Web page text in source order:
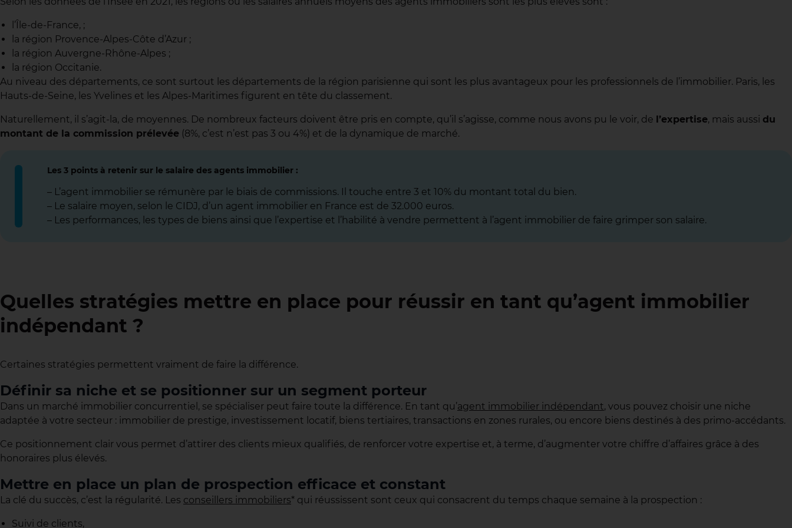
l’Île-de-France, ;
la région Provence-Alpes-Côte d’Azur ;
la région Auvergne-Rhône-Alpes ;
la région Occitanie.
Au niveau des départements, ce sont surtout les départements de la région parisienne qui sont les plus avantageux pour les professionnels de l’immobilier. Paris, les
Hauts-de-Seine, les Yvelines et les Alpes-Maritimes figurent en tête du classement.
Naturellement, il s’agit-la, de moyennes. De nombreux facteurs doivent être pris en compte, qu’il s’agisse, comme nous avons pu le voir, de l’expertise, mais aussi du
montant de la commission prélevée (8%, c’est n’est pas 3 ou 4%) et de la dynamique de marché.
Les 3 points à retenir sur le salaire des agents immobilier :
– L’agent immobilier se rémunère par le biais de commissions. Il touche entre 3 et 10% du montant total du bien.
– Le salaire moyen, selon le CIDJ, d’un agent immobilier en France est de 32.000 euros.
– Les performances, les types de biens ainsi que l’expertise et l’habilité à vendre permettent à l’agent immobilier de faire grimper son salaire.
Quelles stratégies mettre en place pour réussir en tant qu’agent immobilier
indépendant ?
Certaines stratégies permettent vraiment de faire la différence.
Définir sa niche et se positionner sur un segment porteur
Dans un marché immobilier concurrentiel, se spécialiser peut faire toute la différence. En tant qu’agent immobilier indépendant, vous pouvez choisir une niche
adaptée à votre secteur : immobilier de prestige, investissement locatif, biens tertiaires, transactions en zones rurales, ou encore biens destinés à des primo-accédants.
Ce positionnement clair vous permet d’attirer des clients mieux qualifiés, de renforcer votre expertise et, à terme, d’augmenter votre chiffre d’affaires grâce à des
honoraires plus élevés.
Mettre en place un plan de prospection efficace et constant
La clé du succès, c’est la régularité. Les conseillers immobiliers* qui réussissent sont ceux qui consacrent du temps chaque semaine à la prospection :
Suivi de clients,